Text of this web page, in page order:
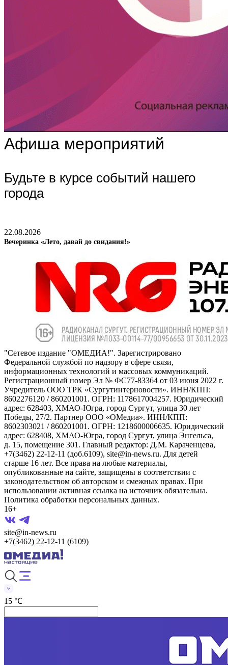
Афиша мероприятий
Будьте в курсе событий нашего
города
22.08.2026
Вечеринка «Лето, давай до свидания!»
"Сетевое издание "ОМЕДИА!". Зарегистрировано
Федеральной службой по надзору в сфере связи,
информационных технологий и массовых коммуникаций.
Регистрационный номер Эл № ФС77-83364 от 03 июня 2022 г.
Учредитель ООО ТРК «Сургутинтерновости». ИНН/КПП:
8602276120 / 860201001. ОГРН: 1178617004257. Юридический
адрес: 628403, ХМАО-Югра, город Сургут, улица 30 лет
Победы, 27/2. Партнер ООО «ОМедиа». ИНН/КПП:
8602303021 / 860201001. ОГРН: 1218600006635. Юридический
адрес: 628408, ХМАО-Югра, город Сургут, улица Энгельса,
д. 15, помещение 301. Главный редактор: Д.М. Караченцева,
+7(3462) 22-12-11 (доб.6109), site@in-news.ru. Для детей
старше 16 лет. Все права на любые материалы,
опубликованные на сайте, защищены в соответствии с
законодательством об авторском и смежных правах. При
использовании активная ссылка на источник обязательна.
Политика обработки персональных данных.
16+
site@in-news.ru
+7(3462) 22-12-11 (6109)
15 ℃